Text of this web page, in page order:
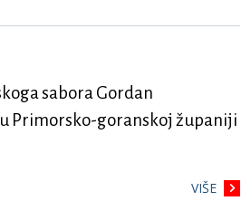
sabora Gordan
Primorsko-goranskoj županiji
VIŠE